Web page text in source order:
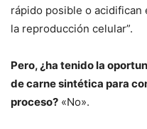
rápido posible o
la reproducción celular”.
Pero, ¿ha tenido la
de carne sintética para
proceso? «No».